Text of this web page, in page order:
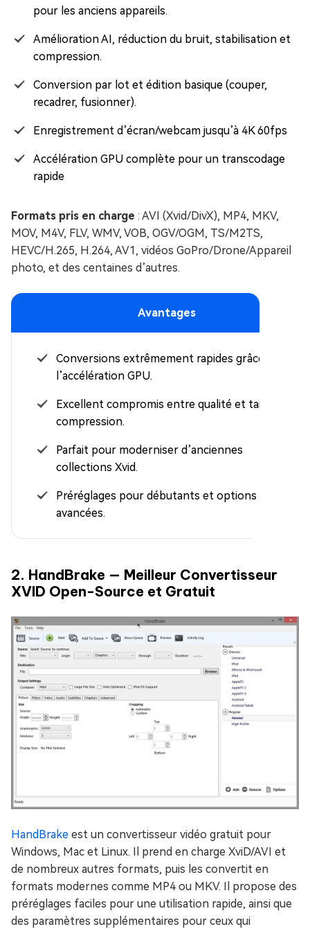
pour les anciens appareils.
Amélioration AI, réduction du bruit, stabilisation et
compression.
Conversion par lot et édition basique (couper,
recadrer, fusionner).
Enregistrement d’écran/webcam jusqu’à 4K 60fps
Accélération GPU complète pour un transcodage
rapide
Formats pris en charge : AVI (Xvid/DivX), MP4, MKV,
MOV, M4V, FLV, WMV, VOB, OGV/OGM, TS/M2TS,
HEVC/H.265, H.264, AV1, vidéos GoPro/Drone/Appareil
photo, et des centaines d’autres.
Avantages
Conversions extrêmement rapides grâce à
l’accélération GPU.
Excellent compromis entre qualité et taille de
compression.
Parfait pour moderniser d’anciennes
collections Xvid.
Préréglages pour débutants et options
avancées.
2. HandBrake — Meilleur Convertisseur
XVID Open-Source et Gratuit
HandBrake est un convertisseur vidéo gratuit pour
Windows, Mac et Linux. Il prend en charge XviD/AVI et
de nombreux autres formats, puis les convertit en
formats modernes comme MP4 ou MKV. Il propose des
préréglages faciles pour une utilisation rapide, ainsi que
des paramètres supplémentaires pour ceux qui